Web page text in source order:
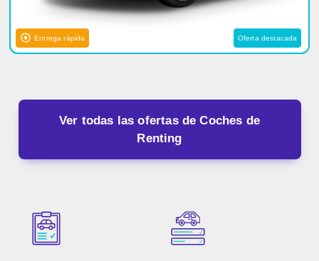
Entrega rápida Oferta destacada
Ver todas las ofertas de Coches de
Renting